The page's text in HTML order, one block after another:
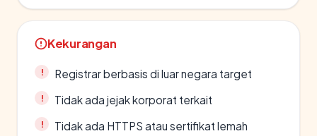
Kekurangan
Registrar berbasis di luar negara target
Tidak ada jejak korporat terkait
Tidak ada HTTPS atau sertifikat lemah